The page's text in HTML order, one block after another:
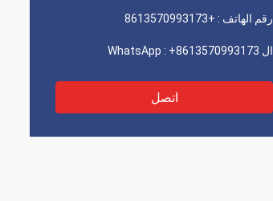
رقم الهاتف : +8613570993173
ال WhatsApp : +8613570993173
اتصل